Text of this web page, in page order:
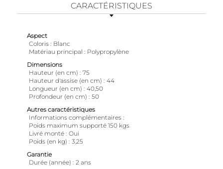
CARACTÉRISTIQUES
Aspect
Coloris
Blanc
Matériau principal
Polypropylène
Dimensions
Hauteur (en cm)
75
Hauteur d'assise (en cm)
44
Longueur (en cm)
40,50
Profondeur (en cm)
50
Autres caractéristiques
Informations complémentaires
Poids maximum supporté 150 kgs
Livré monté Oui
Poids (en kg)
3,25
Garantie
Durée (année)
2 ans